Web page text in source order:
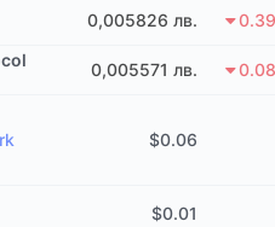
на Биткойн
фондове на Етериум
0,005826 лв.
0,005571 лв.
$0.06
$0.01